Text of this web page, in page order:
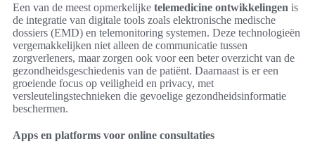
Een van de meest opmerkelijke telemedicine ontwikkelingen is
de integratie van digitale tools zoals elektronische medische
dossiers (EMD) en telemonitoring systemen. Deze technologieën
vergemakkelijken niet alleen de communicatie tussen
zorgverleners, maar zorgen ook voor een beter overzicht van de
gezondheidsgeschiedenis van de patiënt. Daarnaast is er een
groeiende focus op veiligheid en privacy, met
versleutelingstechnieken die gevoelige gezondheidsinformatie
beschermen.
Apps en platforms voor online consultaties